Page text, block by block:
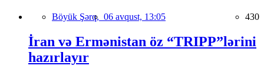
Böyük Şərq, 06 avqust, 13:05 430
İran və Ermənistan öz “TRIPP”lərini
hazırlayır